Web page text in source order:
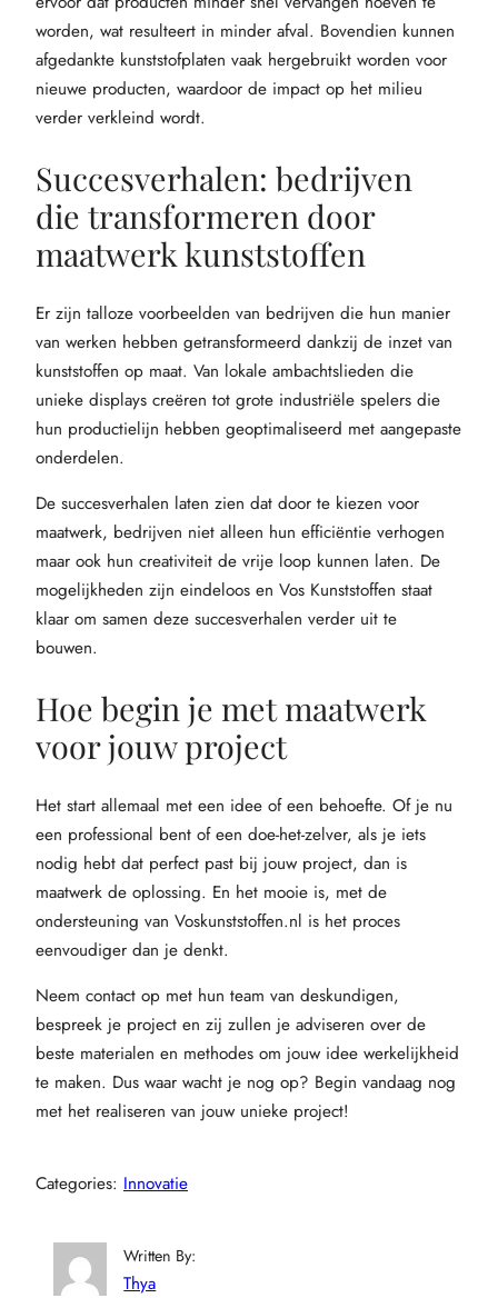
worden, wat resulteert in minder afval. Bovendien kunnen
afgedankte kunststofplaten vaak hergebruikt worden voor
nieuwe producten, waardoor de impact op het milieu
verder verkleind wordt.
Succesverhalen: bedrijven
die transformeren door
maatwerk kunststoffen
Er zijn talloze voorbeelden van bedrijven die hun manier
van werken hebben getransformeerd dankzij de inzet van
kunststoffen op maat. Van lokale ambachtslieden die
unieke displays creëren tot grote industriële spelers die
hun productielijn hebben geoptimaliseerd met aangepaste
onderdelen.
De succesverhalen laten zien dat door te kiezen voor
maatwerk, bedrijven niet alleen hun efficiëntie verhogen
maar ook hun creativiteit de vrije loop kunnen laten. De
mogelijkheden zijn eindeloos en Vos Kunststoffen staat
klaar om samen deze succesverhalen verder uit te
bouwen.
Hoe begin je met maatwerk
voor jouw project
Het start allemaal met een idee of een behoefte. Of je nu
een professional bent of een doe-het-zelver, als je iets
nodig hebt dat perfect past bij jouw project, dan is
maatwerk de oplossing. En het mooie is, met de
ondersteuning van Voskunststoffen.nl is het proces
eenvoudiger dan je denkt.
Neem contact op met hun team van deskundigen,
bespreek je project en zij zullen je adviseren over de
beste materialen en methodes om jouw idee werkelijkheid
te maken. Dus waar wacht je nog op? Begin vandaag nog
met het realiseren van jouw unieke project!
Categories: Innovatie
Written By:
Thya